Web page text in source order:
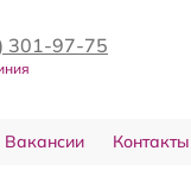
301-97-75
Вакансии Контакты